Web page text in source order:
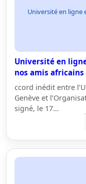
Université en ligne
Université en
nos amis africains
ccord inédit entre
Genève et
signé, le 17…